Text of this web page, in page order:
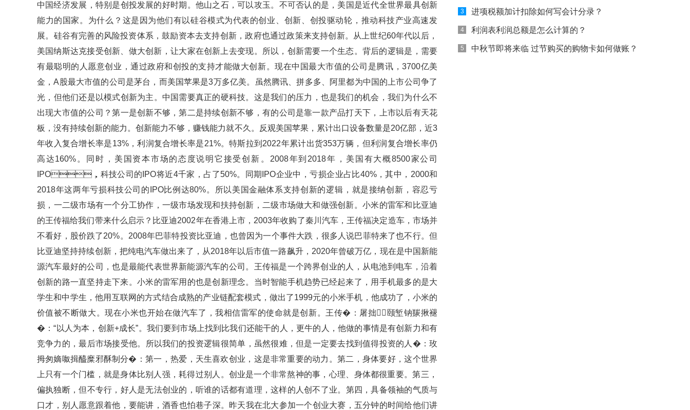
中国经济发展，特别是创投发展的好时期。他山之石，可以攻玉。不可否认的是，美国是近代全世界最具创新
能力的国家。为什么？这是因为他们有以硅谷模式为代表的创业、创新、创投驱动轮，推动科技产业高速发
展。硅谷有完善的风险投资体系，鼓励资本去支持创新，政府也通过政策来支持创新。从上世纪60年代以后，
美国纳斯达克接受创新、做大创新，让大家在创新上去变现。所以，创新需要一个生态。背后的逻辑是，需要
有最聪明的人愿意创业，通过政府和创投的支持才能做大创新。现在中国最大市值的公司是腾讯，3700亿美
金，A股最大市值的公司是茅台，而美国苹果是3万多亿美。虽然腾讯、拼多多、阿里都为中国的上市公司争了
光，但他们还是以模式创新为主。中国需要真正的硬科技。这是我们的压力，也是我们的机会，我们为什么不
出现大市值的公司？第一是创新不够，第二是持续创新不够，有的公司是靠一款产品打天下，上市以后有天花
板，没有持续创新的能力。创新能力不够，赚钱能力就不久。反观美国苹果，累计出口设备数量是20亿部，近3
年收入复合增长率是13%，利润复合增长率是21%。特斯拉到2022年累计出货353万辆，但利润复合增长率仍
高达160%。同时，美国资本市场的态度说明它接受创新。2008年到2018年，美国有大概8500家公司
IPO，科技公司的IPO将近4千家，占了50%。同期IPO企业中，亏损企业占比40%，其中，2000和
2018年这两年亏损科技公司的IPO比例达80%。所以美国金融体系支持创新的逻辑，就是接纳创新，容忍亏
损，一二级市场有一个分工协作，一级市场发现和扶持创新，二级市场做大和做强创新。小米的雷军和比亚迪
的王传福给我们带来什么启示？比亚迪2002年在香港上市，2003年收购了秦川汽车，王传福决定造车，市场并
不看好，股价跌了20%。2008年巴菲特投资比亚迪，也曾因为一个事件大跌，很多人说巴菲特来了也不行。但
比亚迪坚持持续创新，把纯电汽车做出来了，从2018年以后市值一路飙升，2020年曾破万亿，现在是中国新能
源汽车最好的公司，也是最能代表世界新能源汽车的公司。王传福是一个跨界创业的人，从电池到电车，沿着
创新的路一直坚持走下来。小米的雷军用的也是创新理念。当时智能手机趋势已经起来了，用手机最多的是大
学生和中学生，他用互联网的方式结合成熟的产业链配套模式，做出了1999元的小米手机，他成功了，小米的
价值被不断做大。现在小米也开始在做汽车了，我相信雷军的使命就是创新。王传�：屠拙颐堑钠羰揪褪
�：“以人为本，创新+成长”。我们要到市场上找到比我们还能干的人，更牛的人，他做的事情是有创新力和有
竞争力的，最后市场接受他。所以我们的投资逻辑很简单，虽然很难，但是一定要去找到值得投资的人�：玫
拇匆嫡呶揖醯糜邪酥制分�：第一，热爱，天生喜欢创业，这是非常重要的动力。第二，身体要好，这个世界
上只有一个门槛，就是身体比别人强，耗得过别人。创业是一个非常熬神的事，心理、身体都很重要。第三，
偏执独断，但不专行，好人是无法创业的，听谁的话都有道理，这样的人创不了业。第四，具备领袖的气质与
口才，别人愿意跟着他，要能讲，酒香也怕巷子深。昨天我在北大参加一个创业大赛，五分钟的时间给他们讲
3 进项税额加计扣除如何写会计分录？
4 利润表利润总额是怎么计算的？
5 中秋节即将来临 过节购买的购物卡如何做账？